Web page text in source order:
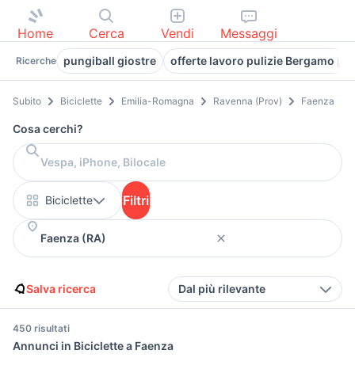
Home Cerca Vendi Messaggi
Ricerche pungiball giostre offerte lavoro pulizie Bergamo
Subito Biciclette Emilia-Romagna Ravenna (Prov) Faenza
Cosa cerchi?
Biciclette Filtri
Salva ricerca Dal più rilevante
450 risultati
Annunci in Biciclette a Faenza